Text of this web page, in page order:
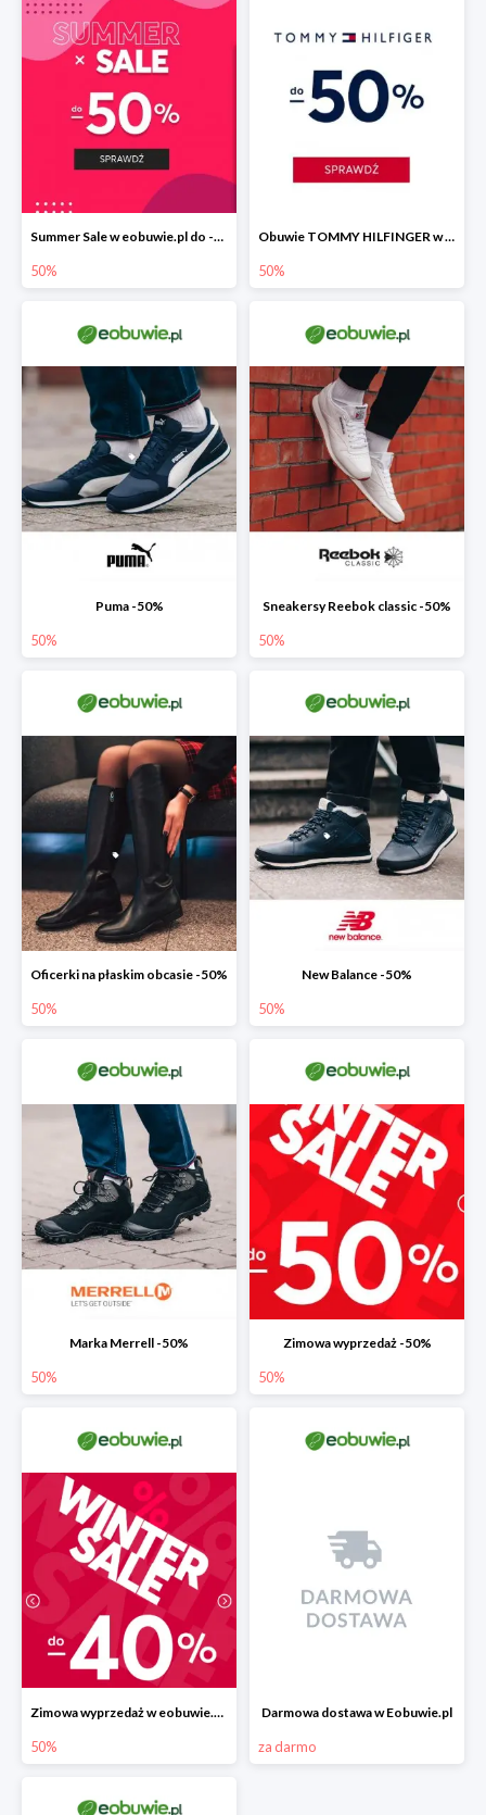
Summer Sale w eobuwie.pl do -50%
50%
Obuwie TOMMY HILFINGER w eobuwie.pl -50%
50%
Puma -50%
50%
Sneakersy Reebok classic -50%
50%
Oficerki na płaskim obcasie -50%
50%
New Balance -50%
50%
Marka Merrell -50%
50%
Zimowa wyprzedaż -50%
50%
Zimowa wyprzedaż w eobuwie.pl -40%
50%
Darmowa dostawa w Eobuwie.pl
za darmo